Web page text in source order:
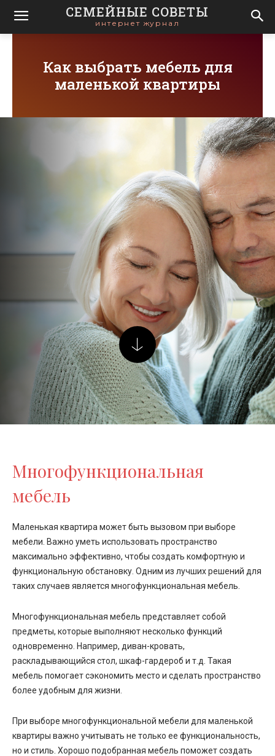
СЕМЕЙНЫЕ СОВЕТЫ
интернет журнал
Как выбрать мебель для
маленькой квартиры
Многофункциональная
мебель
Маленькая квартира может быть вызовом при выборе
мебели. Важно уметь использовать пространство
максимально эффективно, чтобы создать комфортную и
функциональную обстановку. Одним из лучших решений для
таких случаев является многофункциональная мебель.
Многофункциональная мебель представляет собой
предметы, которые выполняют несколько функций
одновременно. Например, диван-кровать,
раскладывающийся стол, шкаф-гардероб и т.д. Такая
мебель помогает сэкономить место и сделать пространство
более удобным для жизни.
При выборе многофункциональной мебели для маленькой
квартиры важно учитывать не только ее функциональность,
но и стиль. Хорошо подобранная мебель поможет создать